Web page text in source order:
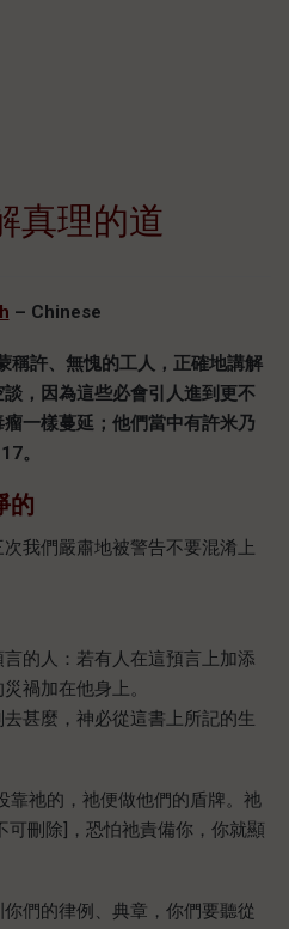
真理的道
– Chinese
稱許、 無愧的工人 ， 正確地講解
談 ， 因為這些必會引人進到更不
一樣蔓延 ； 他們當中有許米乃
。
的
我們嚴肅地被警告不要混淆上
的人：若有人在這預言上加添
禍加在他身上。
甚麼，神必從這書上所記的生
靠祂的，祂便做他們的盾牌。祂
可刪除]，恐怕祂責備你，你就顯
你們的律例、典章，你們要聽從